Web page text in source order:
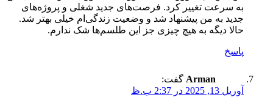
به سرعت تغییر کرد. فرصت‌های جدید شغلی و پروژه‌های
جدید به من پیشنهاد شد و وضعیت زندگی‌ام خیلی بهتر شد.
حالا دیگه به هیچ چیزی جز این طلسم‌ها شک ندارم.
پاسخ
Arman گفت:
آوریل 13, 2025 در 2:37 ب.ظ